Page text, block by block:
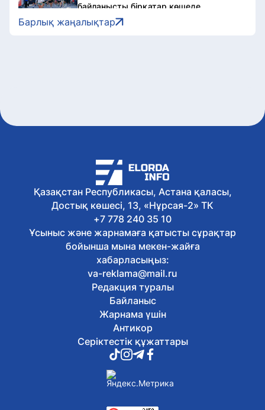
байланысты бірқатар көшеде
қозғалыс шектеледі
Бүгін, 17:19
Қазақстан театрларында балаларға
арналған қойылымдар көбейіп келеді
Бүгін, 16:38
Жалақыдан ұсталған алиментті
аудармаған жұмыс беруші жауапқа
тартылды
Бүгін, 16:26
Балаларды интернет-алаяқтардан
қалай қорғауға болады
Бүгін, 16:14
Отандық өндірушілермен жеңіл
өнеркәсіпті дамыту мәселелері
талқыланды
Бүгін, 16:02
Астанада Абай күніне орай
тоғызқұмалақтан алғашқы қалалық
турнир өтті
Бүгін, 15:51
Сауран қалашығында реставрация
жұмыстары басталды
Оралда «Халық Қаһарманы» Иван
Барлық жаңалықтар
Қазақстан Республикасы, Астана қаласы,
Достық көшесі, 13, «Нұрсая-2» ТК
+7 778 240 35 10
Ұсыныс және жарнамаға қатысты сұрақтар
бойынша мына мекен-жайға
хабарласыңыз:
va-reklama@mail.ru
Редакция туралы
Байланыс
Жарнама үшін
Антикор
Серіктестік құжаттары